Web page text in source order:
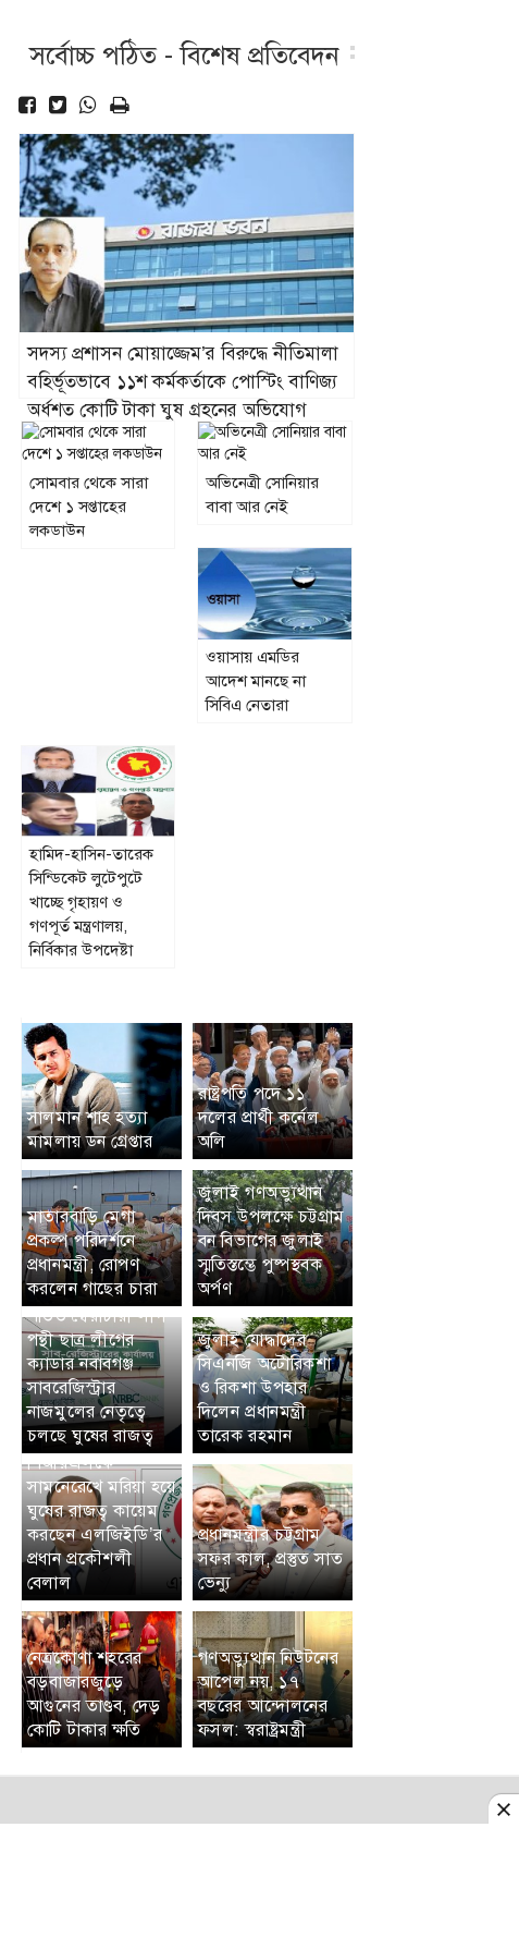
সর্বোচ্চ পঠিত - বিশেষ প্রতিবেদন
সদস্য প্রশাসন মোয়াজ্জেম’র বিরুদ্ধে নীতিমালা
বহির্ভূতভাবে ১১শ কর্মকর্তাকে পোস্টিং বাণিজ্য
অর্ধশত কোটি টাকা ঘুষ গ্রহনের অভিযোগ
সোমবার থেকে সারা
দেশে ১ সপ্তাহের
লকডাউন
অভিনেত্রী সোনিয়ার
বাবা আর নেই
ওয়াসায় এমডির
আদেশ মানছে না
সিবিএ নেতারা
হামিদ-হাসিন-তারেক
সিন্ডিকেট লুটেপুটে
খাচ্ছে গৃহায়ণ ও
গণপূর্ত মন্ত্রণালয়,
নির্বিকার উপদেষ্টা
সালমান শাহ হত্যা
মামলায় ডন গ্রেপ্তার
রাষ্ট্রপতি পদে ১১
দলের প্রার্থী কর্নেল
অলি
মাতারবাড়ি মেগা
প্রকল্প পরিদর্শনে
প্রধানমন্ত্রী, রোপণ
করলেন গাছের চারা
জুলাই গণঅভ্যুত্থান
দিবস উপলক্ষে চট্টগ্রাম
বন বিভাগের জুলাই
স্মৃতিস্তম্ভে পুষ্পস্থবক
অর্পণ
পতিত স্বৈরাচারী লীগ
পন্থী ছাত্র লীগের
ক্যাডার নবাবগঞ্জ
সাবরেজিস্ট্রার
নাজমুলের নেতৃত্বে
চলছে ঘুষের রাজত্ব
জুলাই যোদ্ধাদের
সিএনজি অটোরিকশা
ও রিকশা উপহার
দিলেন প্রধানমন্ত্রী
তারেক রহমান
পিআরএলকে
সামনেরেখে মরিয়া হয়ে
ঘুষের রাজত্ব কায়েম
করছেন এলজিইডি’র
প্রধান প্রকৌশলী
বেলাল
প্রধানমন্ত্রীর চট্টগ্রাম
সফর কাল, প্রস্তুত সাত
ভেন্যু
নেত্রকোণা শহরের
বড়বাজারজুড়ে
আগুনের তাণ্ডব, দেড়
কোটি টাকার ক্ষতি
গণঅভ্যুত্থান নিউটনের
আপেল নয়, ১৭
বছরের আন্দোলনের
ফসল: স্বরাষ্ট্রমন্ত্রী